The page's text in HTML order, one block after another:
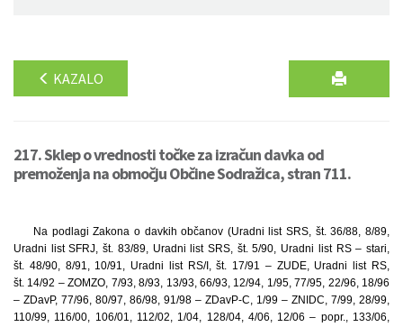
KAZALO
217. Sklep o vrednosti točke za izračun davka od
premoženja na območju Občine Sodražica, stran 711.
Na podlagi Zakona o davkih občanov (Uradni list SRS, št. 36/88, 8/89,
Uradni list SFRJ, št. 83/89, Uradni list SRS, št. 5/90, Uradni list RS – stari,
št. 48/90, 8/91, 10/91, Uradni list RS/I, št. 17/91 – ZUDE, Uradni list RS,
št. 14/92 – ZOMZO, 7/93, 8/93, 13/93, 66/93, 12/94, 1/95, 77/95, 22/96, 18/96
– ZDavP, 77/96, 80/97, 86/98, 91/98 – ZDavP-C, 1/99 – ZNIDC, 7/99, 28/99,
110/99, 116/00, 106/01, 112/02, 1/04, 128/04, 4/06, 12/06 – popr., 133/06,